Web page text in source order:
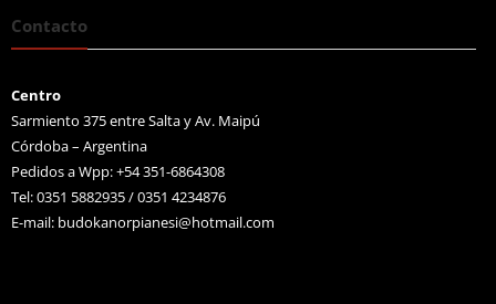
Contacto
Centro
Sarmiento 375 entre Salta y Av. Maipú
Córdoba – Argentina
Pedidos a Wpp: +54 351-6864308
Tel: 0351 5882935 / 0351 4234876
E-mail: budokanorpianesi@hotmail.com